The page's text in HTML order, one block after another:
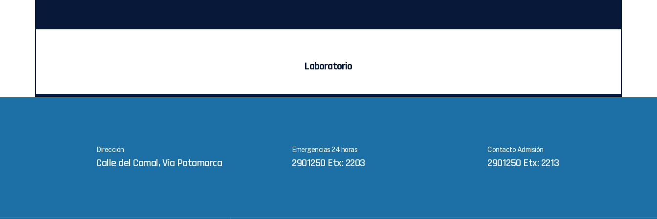
Laboratorio
Dirección
Calle del Camal, Vía Patamarca
Emergencias 24 horas
2901250 Etx: 2203
Contacto Admisión
2901250 Etx: 2213